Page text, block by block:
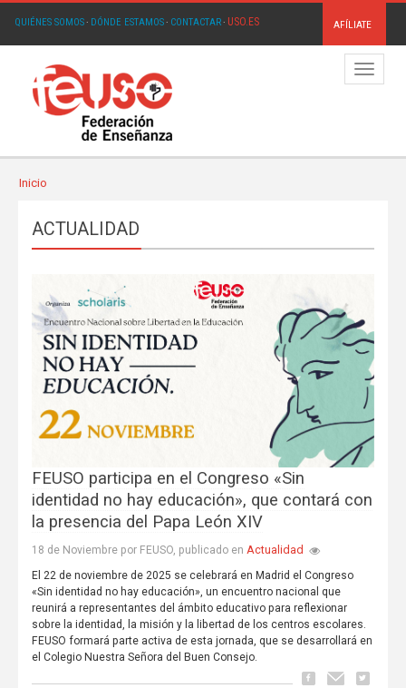
QUIÉNES SOMOS· DÓNDE ESTAMOS· CONTACTAR· USO.ES AFÍLIATE
Menú
Inicio
ACTUALIDAD
FEUSO participa en el Congreso «Sin
identidad no hay educación», que contará con
la presencia del Papa León XIV
18 de Noviembre por FEUSO, publicado en Actualidad
El 22 de noviembre de 2025 se celebrará en Madrid el Congreso
«Sin identidad no hay educación», un encuentro nacional que
reunirá a representantes del ámbito educativo para reflexionar
sobre la identidad, la misión y la libertad de los centros escolares.
FEUSO formará parte activa de esta jornada, que se desarrollará en
el Colegio Nuestra Señora del Buen Consejo.